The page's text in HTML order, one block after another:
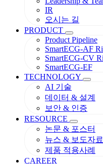
IR
오시는 길
PRODUCT
Product Pipeline
SmartECG-AF
SmartECG-CV
SmartECG-EF
TECHNOLOGY
AI 기술
데이터 & 설계
보안 & 인증
RESOURCE
논문 & 포스터
뉴스 & 보도자료
제품 적용사례
CAREER